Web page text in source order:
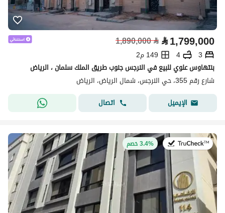
⃁1,799,000
⃁
1,890,000
3
4
149 م2
بنتهاوس علوي للبيع في النرجس جنوب طريق الملك سلمان ، الرياض
شارع رقم 355، حي النرجس، شمال الرياض، الرياض
الإيميل
اتصال
في:12 يوليو 20263.4% خصم